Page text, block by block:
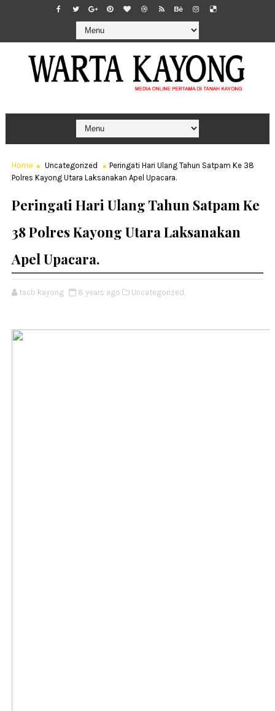
Home Uncategorized
Peringati Hari Ulang Tahun Satpam Ke 38
Polres Kayong Utara Laksanakan Apel Upacara.
Peringati Hari Ulang Tahun Satpam Ke
38 Polres Kayong Utara Laksanakan
Apel Upacara.
tacb kayong 8 years ago Uncategorized,